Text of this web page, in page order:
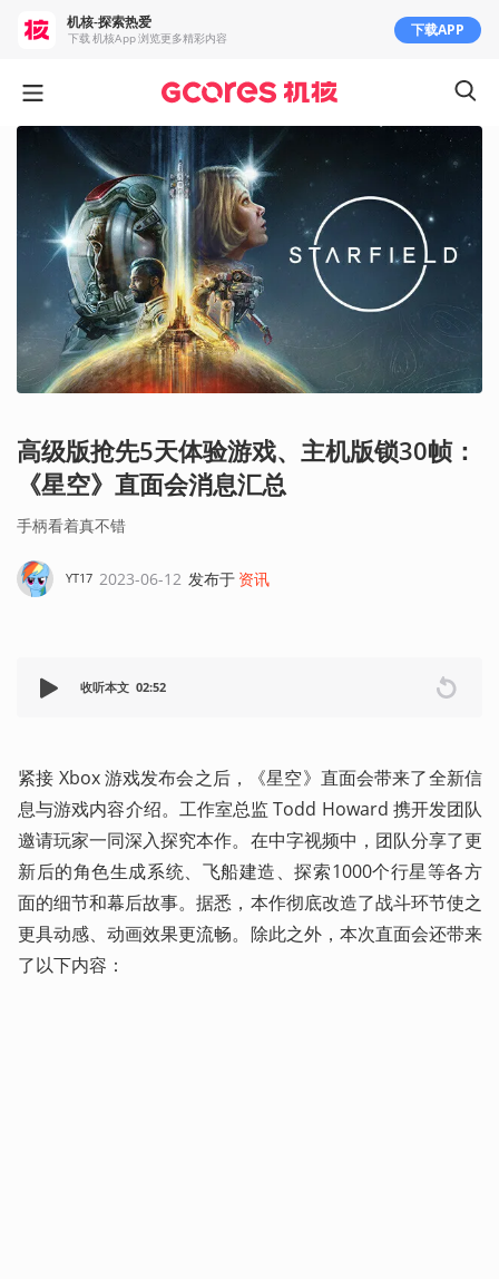
高级版抢先5天体验游戏、主机版锁30帧：
《星空》直面会消息汇总
手柄看着真不错
YT17 2023-06-12 发布于 资讯
收听本文 02:52
紧接 Xbox 游戏发布会之后，《星空》直面会带来了全新信
息与游戏内容介绍。工作室总监 Todd Howard 携开发团队
邀请玩家一同深入探究本作。在中字视频中，团队分享了更
新后的角色生成系统、飞船建造、探索1000个行星等各方
面的细节和幕后故事。据悉，本作彻底改造了战斗环节使之
更具动感、动画效果更流畅。除此之外，本次直面会还带来
了以下内容：
机核-探索热爱
下载 机核App 浏览更多精彩内容 下载APP